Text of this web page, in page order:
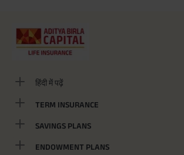
हिंदी में पढ़ें
TERM INSURANCE
SAVINGS PLANS
ENDOWMENT PLANS